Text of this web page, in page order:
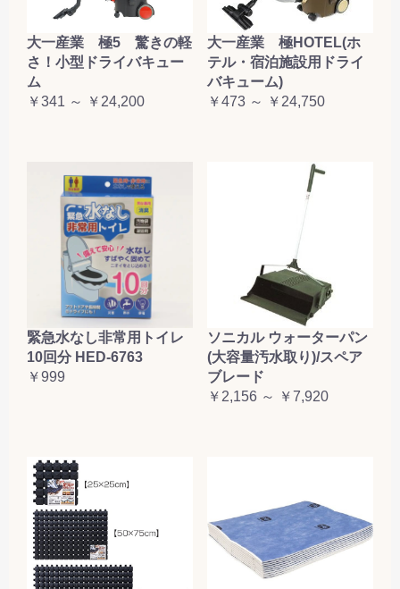
大一産業 極5 驚きの軽
さ！小型ドライバキュー
ム
￥341 ～ ￥24,200
大一産業 極HOTEL(ホ
テル・宿泊施設用ドライ
バキューム)
￥473 ～ ￥24,750
緊急水なし非常用トイレ
10回分 HED-6763
￥999
ソニカル ウォーターパン
(大容量汚水取り)/スペア
ブレード
￥2,156 ～ ￥7,920